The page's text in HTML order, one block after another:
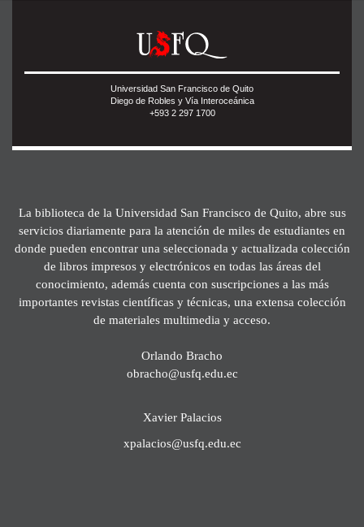
Universidad San Francisco de Quito
Diego de Robles y Vía Interoceánica
+593 2 297 1700
La biblioteca de la Universidad San Francisco de Quito, abre sus
servicios diariamente para la atención de miles de estudiantes en
donde pueden encontrar una seleccionada y actualizada colección
de libros impresos y electrónicos en todas las áreas del
conocimiento, además cuenta con suscripciones a las más
importantes revistas científicas y técnicas, una extensa colección
de materiales multimedia y acceso.
Orlando Bracho
obracho@usfq.edu.ec
Xavier Palacios
xpalacios@usfq.edu.ec